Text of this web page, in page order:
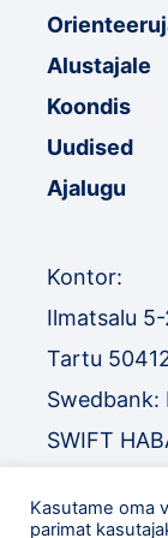
Alustajale
Koondis
Uudised
Ajalugu
Kontor:
Ilmatsalu 5-
Tartu
Swedbank:
SWIFT
SWIFT
Kasutame oma
parimat